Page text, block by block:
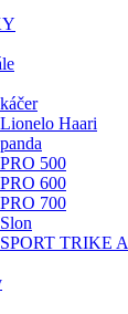
Haari
500
600
700
TRIKE